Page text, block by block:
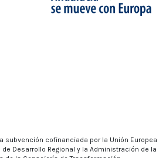
subvención cofinanciada por la Unión Europea
Desarrollo Regional y la Administración de la